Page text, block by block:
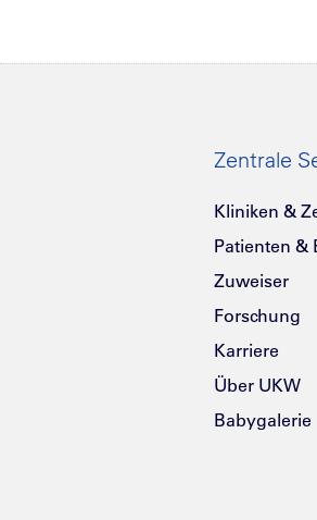
Zentrale
Kliniken &
Patienten &
Zuweiser
Forschung
Karriere
Über UKW
Babygalerie